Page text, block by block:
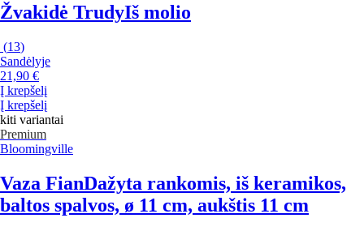
Žvakidė TrudyIš molio
(13)
Sandėlyje
21,90 €
Į krepšelį
Į krepšelį
kiti variantai
Premium
Bloomingville
Vaza FianDažyta rankomis, iš keramikos,
baltos spalvos, ø 11 cm, aukštis 11 cm